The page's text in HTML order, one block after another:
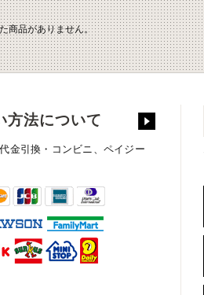
商品がありません。
方法について
金引換・コンビニ、ペイジー